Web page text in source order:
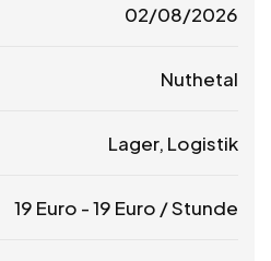
02/08/2026
Nuthetal
Lager, Logistik
19 Euro -19 Euro / Stunde